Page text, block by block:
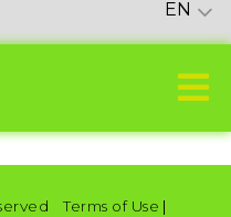
EN
Terms of Use |